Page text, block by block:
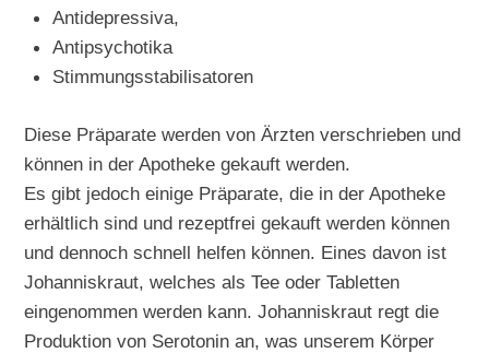
Antidepressiva,
Antipsychotika
Stimmungsstabilisatoren
Diese Präparate werden von Ärzten verschrieben und
können in der Apotheke gekauft werden.
Es gibt jedoch einige Präparate, die in der Apotheke
erhältlich sind und rezeptfrei gekauft werden können
und dennoch schnell helfen können. Eines davon ist
Johanniskraut, welches als Tee oder Tabletten
eingenommen werden kann. Johanniskraut regt die
Produktion von Serotonin an, was unserem Körper